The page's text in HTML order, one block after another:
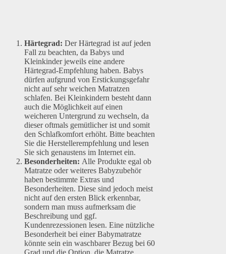
Härtegrad: Der Härtegrad ist auf jeden
Fall zu beachten, da Babys und
Kleinkinder jeweils eine andere
Härtegrad-Empfehlung haben. Babys
dürfen aufgrund von Erstickungsgefahr
nicht auf sehr weichen Matratzen
schlafen. Bei Kleinkindern besteht dann
auch die Möglichkeit auf einen
weicheren Untergrund zu wechseln, da
dieser oftmals gemütlicher ist und somit
den Schlafkomfort erhöht. Bitte beachten
Sie die Herstellerempfehlung und lesen
Sie sich genaustens im Internet ein.
Besonderheiten: Alle Produkte egal ob
Matratze oder weiteres Babyzubehör
haben bestimmte Extras und
Besonderheiten. Diese sind jedoch meist
nicht auf den ersten Blick erkennbar,
sondern man muss aufmerksam die
Beschreibung und ggf.
Kundenrezessionen lesen. Eine nützliche
Besonderheit bei einer Babymatratze
könnte sein ein waschbarer Bezug bei 60
Grad und die Option, die Matratze